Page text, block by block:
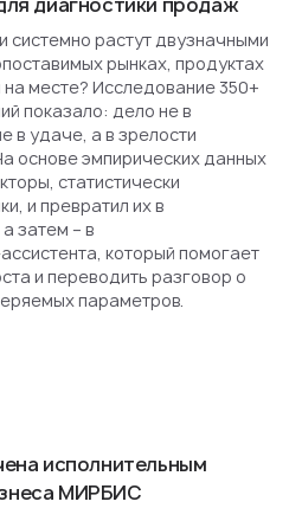
системно растут двузначными
рынках, продуктах
месте? Исследование 350+
показало: дело не в
в удаче, а в зрелости
основе эмпирических данных
статистически
и превратил их в
затем – в
который помогает
и переводить разговор о
параметров.
исполнительным
МИРБИС